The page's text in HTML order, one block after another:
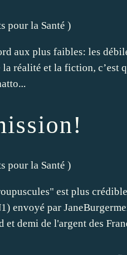
pour la Santé )
aux plus faibles: les
réalité et la fiction,
pour la Santé )
est plus
envoyé par
demi de l'argent des